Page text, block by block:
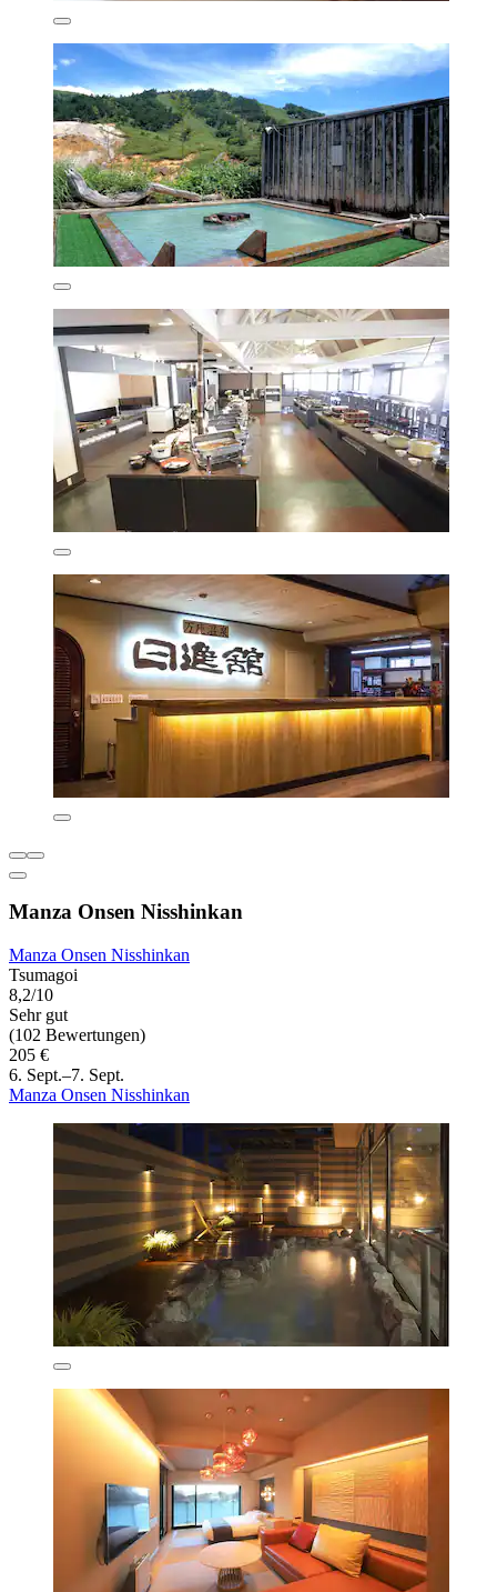
Manza Onsen Nisshinkan
Manza Onsen Nisshinkan
Tsumagoi
8,2/10
Sehr gut
(102 Bewertungen)
205 €
6. Sept.–7. Sept.
Manza Onsen Nisshinkan